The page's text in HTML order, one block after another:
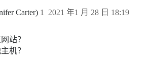
Carter) 2021 年1 月 28 日 18:19
1
站？
机？